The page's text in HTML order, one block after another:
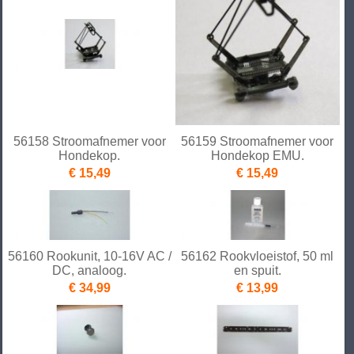
56158 Stroomafnemer voor
Hondekop.
€ 15,49
56159 Stroomafnemer voor
Hondekop EMU.
€ 15,49
56160 Rookunit, 10-16V AC /
DC, analoog.
€ 34,99
56162 Rookvloeistof, 50 ml
en spuit.
€ 13,99